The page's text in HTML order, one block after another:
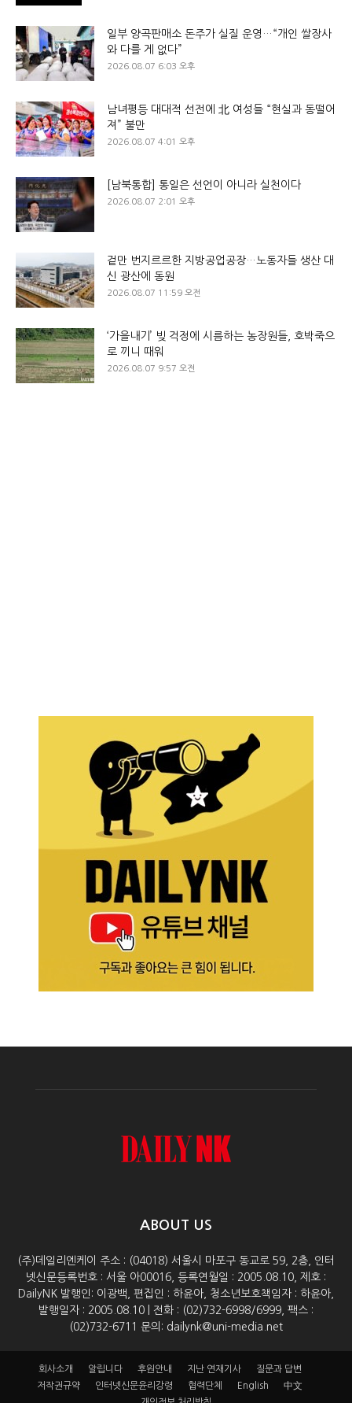
일부 양곡판매소 돈주가 실질 운영…“개인 쌀장사
와 다를 게 없다”
2026.08.07 6:03 오후
남녀평등 대대적 선전에 北 여성들 “현실과 동떨어
져” 불만
2026.08.07 4:01 오후
[남북통합] 통일은 선언이 아니라 실천이다
2026.08.07 2:01 오후
겉만 번지르르한 지방공업공장…노동자들 생산 대
신 광산에 동원
2026.08.07 11:59 오전
‘가을내기’ 빚 걱정에 시름하는 농장원들, 호박죽으
로 끼니 때워
2026.08.07 9:57 오전
ABOUT US
(주)데일리엔케이 주소 : (04018) 서울시 마포구 동교로 59, 2층, 인터
넷신문등록번호 : 서울 아00016, 등록연월일 : 2005.08.10, 제호 :
DailyNK 발행인: 이광백, 편집인 : 하윤아, 청소년보호책임자 : 하윤아,
발행일자 : 2005.08.10 | 전화 : (02)732-6998/6999, 팩스 :
(02)732-6711 문의: dailynk@uni-media.net
회사소개 알립니다 후원안내 지난 연재기사
질문과 답변
저작권규약
인터넷신문윤리강령 협력단체 English
中文